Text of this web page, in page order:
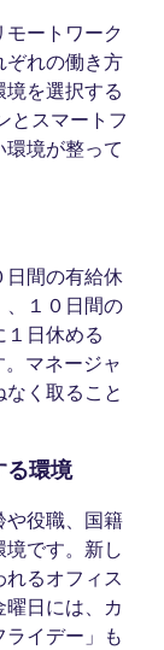
ートワーク
ぞれの働き方
を選択する
とスマートフ
境が整って
日間の有給休
、１０日間の
日休める
マネージャ
く取ること
る環境
や役職、国籍
です。新し
るオフィス
曜日には、カ
イデー」も